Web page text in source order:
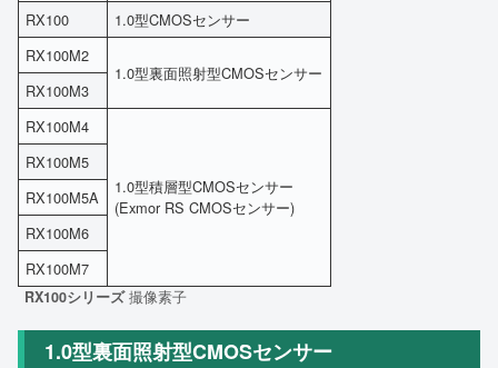
RX100
1.0型CMOSセンサー
RX100M2
1.0型裏面照射型CMOSセンサー
RX100M3
RX100M4
1.0型積層型CMOSセンサー
(Exmor RS CMOSセンサー)
RX100M5
RX100M5A
RX100M6
RX100M7
RX100シリーズ撮像素子
1.0型裏面照射型CMOSセンサー